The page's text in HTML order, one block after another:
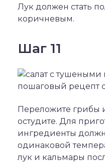
Лук должен стать
коричневым.
Шаг 11
Переложите грибы
остудите. Для
ингредиенты
одинаковой
лук и кальмары